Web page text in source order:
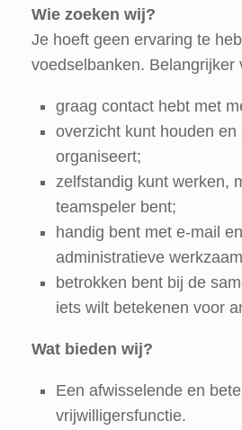
Wie zoeken wij?
Je hoeft geen ervaring te
voedselbanken. Belangrijker
graag contact hebt met
overzicht kunt houden en
organiseert;
zelfstandig kunt werken,
teamspeler bent;
handig bent met e-mail
administratieve
betrokken bent bij de
iets wilt betekenen voor
Wat bieden wij?
Een afwisselende en
vrijwilligersfunctie.